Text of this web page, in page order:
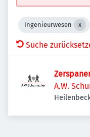
Ingenieurwesen
Suche
A.W.